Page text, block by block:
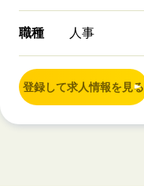
職種 人事
登録して求人情報を見る